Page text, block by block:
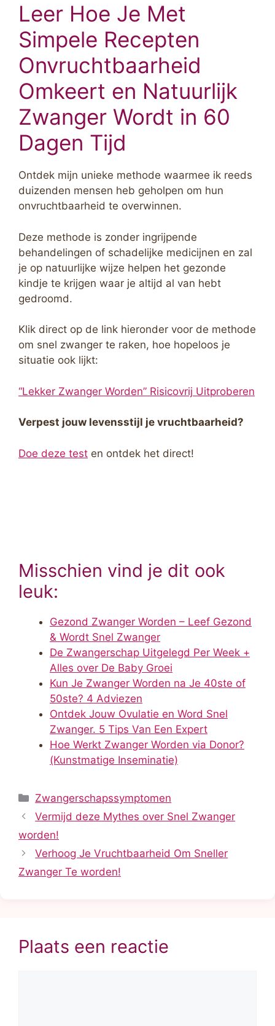
Leer Hoe Je Met
Simpele Recepten
Onvruchtbaarheid
Omkeert en Natuurlijk
Zwanger Wordt in 60
Dagen Tijd
Ontdek mijn unieke methode waarmee ik reeds
duizenden mensen heb geholpen om hun
onvruchtbaarheid te overwinnen.
Deze methode is zonder ingrijpende
behandelingen of schadelijke medicijnen en zal
je op natuurlijke wijze helpen het gezonde
kindje te krijgen waar je altijd al van hebt
gedroomd.
Klik direct op de link hieronder voor de methode
om snel zwanger te raken, hoe hopeloos je
situatie ook lijkt:
“Lekker Zwanger Worden” Risicovrij Uitproberen
Verpest jouw levensstijl je vruchtbaarheid?
Doe deze test en ontdek het direct!
Misschien vind je dit ook
leuk:
Gezond Zwanger Worden – Leef Gezond
& Wordt Snel Zwanger
De Zwangerschap Uitgelegd Per Week +
Alles over De Baby Groei
Kun Je Zwanger Worden na Je 40ste of
50ste? 4 Adviezen
Ontdek Jouw Ovulatie en Word Snel
Zwanger. 5 Tips Van Een Expert
Hoe Werkt Zwanger Worden via Donor?
(Kunstmatige Inseminatie)
Categorieën
Zwangerschapssymptomen
Vermijd deze Mythes over Snel Zwanger
worden!
Verhoog Je Vruchtbaarheid Om Sneller
Zwanger Te worden!
Plaats een reactie